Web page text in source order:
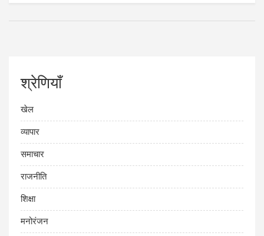
श्रेणियाँ
खेल
व्यापार
समाचार
राजनीति
शिक्षा
मनोरंजन